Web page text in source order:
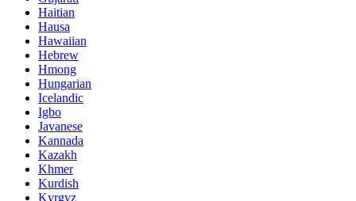
Haitian
Hausa
Hawaiian
Hebrew
Hmong
Hungarian
Icelandic
Igbo
Javanese
Kannada
Kazakh
Khmer
Kurdish
Kyrgyz